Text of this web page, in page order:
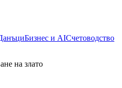
Бизнес и AIСчетоводство
на злато